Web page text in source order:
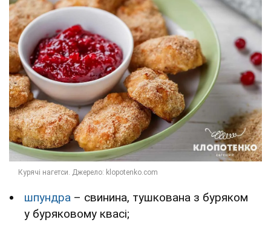
шпундра – свинина, тушкована з буряком
у буряковому квасі;